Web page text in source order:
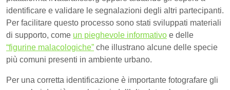
identificare e validare le segnalazioni degli altri partecipanti.
Per facilitare questo processo sono stati sviluppati materiali
di supporto, come un pieghevole informativo e delle
“figurine malacologiche” che illustrano alcune delle specie
più comuni presenti in ambiente urbano.
Per una corretta identificazione è importante fotografare gli